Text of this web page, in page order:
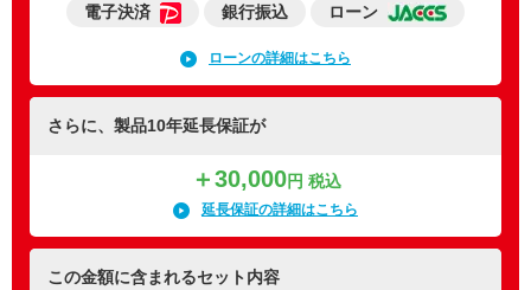
電子決済 銀行振込 ローン
ローンの詳細はこちら
さらに、製品10年延長保証が
＋30,000円 税込
延長保証の詳細はこちら
この金額に含まれるセット内容